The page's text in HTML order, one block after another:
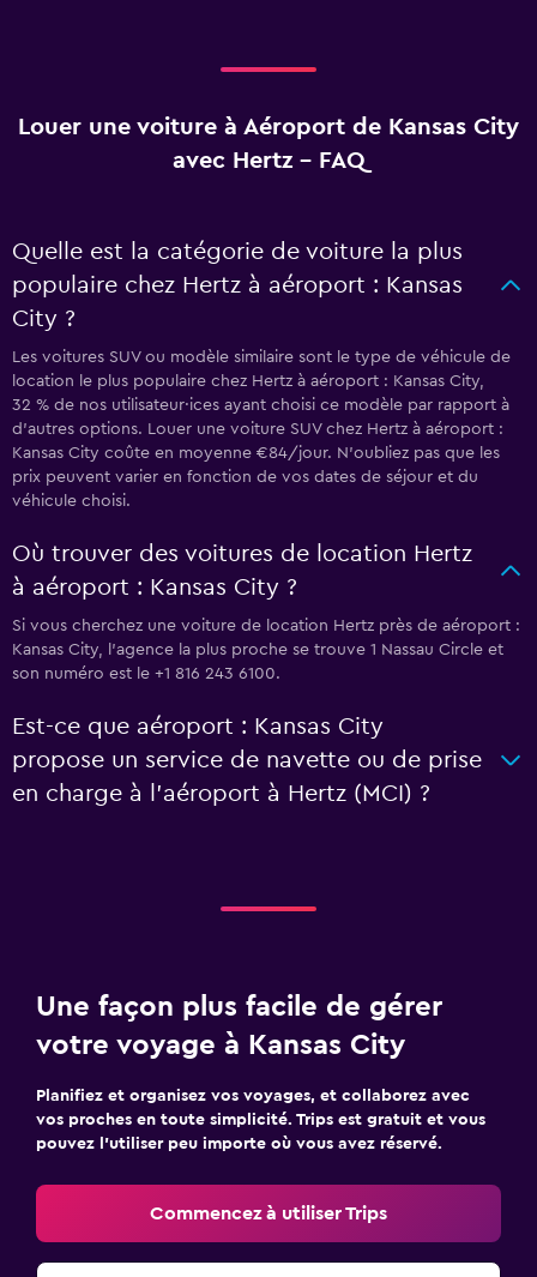
Louer une voiture à Aéroport de Kansas City
avec Hertz - FAQ
Quelle est la catégorie de voiture la plus
populaire chez Hertz à aéroport : Kansas
City ?
Les voitures SUV ou modèle similaire sont le type de véhicule de
location le plus populaire chez Hertz à aéroport : Kansas City,
32 % de nos utilisateur·ices ayant choisi ce modèle par rapport à
d’autres options. Louer une voiture SUV chez Hertz à aéroport :
Kansas City coûte en moyenne €84/jour. N'oubliez pas que les
prix peuvent varier en fonction de vos dates de séjour et du
véhicule choisi.
Où trouver des voitures de location Hertz
à aéroport : Kansas City ?
Si vous cherchez une voiture de location Hertz près de aéroport :
Kansas City, l’agence la plus proche se trouve 1 Nassau Circle et
son numéro est le +1 816 243 6100.
Est-ce que aéroport : Kansas City
propose un service de navette ou de prise
en charge à l’aéroport à Hertz (MCI) ?
Une façon plus facile de gérer
votre voyage à Kansas City
Planifiez et organisez vos voyages, et collaborez avec
vos proches en toute simplicité. Trips est gratuit et vous
pouvez l’utiliser peu importe où vous avez réservé.
Commencez à utiliser Trips